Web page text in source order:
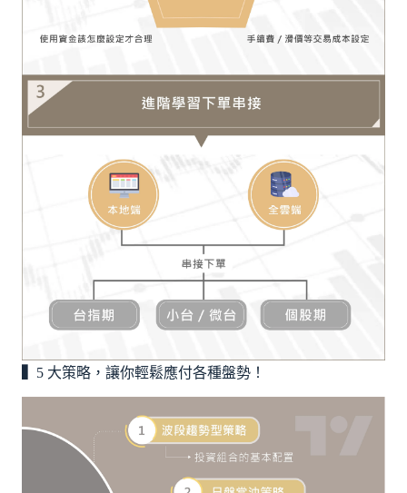
5 大策略，讓你輕鬆應付各種盤勢！